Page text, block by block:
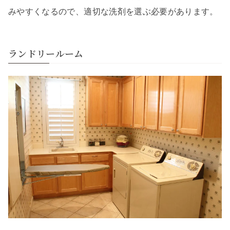
みやすくなるので、適切な洗剤を選ぶ必要があります。
ランドリールーム